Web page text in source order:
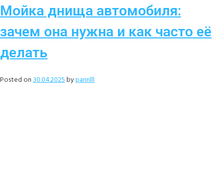
Мойка днища автомобиля:
зачем она нужна и как часто её
делать
Posted on30.04.2025bypannlll